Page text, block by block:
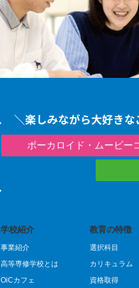
ボーカロイド・ムービー
学校紹介
事業紹介
高等専修学校とは
OiCカフェ
教育の特徴
選択科目
カリキュラム
資格取得